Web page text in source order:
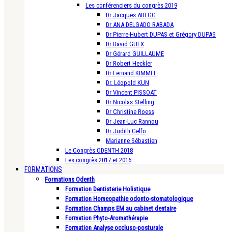
Les conférenciers du congrès 2019
Dr Jacques ABEGG
Dr ANA DELGADO RABADA
Dr Pierre-Hubert DUPAS et Grégory DUPAS
Dr David GUEX
Dr Gérard GUILLAUME
Dr Robert Heckler
Dr Fernand KIMMEL
Dr. Léopold KUN
Dr Vincent PISSOAT
Dr Nicolas Stelling
Dr Christine Roess
Dr Jean-Luc Rannou
Dr Judith Gelfo
Marianne Sébastien
Le Congrès ODENTH 2018
Les congrès 2017 et 2016
FORMATIONS
Formations Odenth
Formation Dentisterie Holistique
Formation Homeopathie odonto-stomatologique
Formation Champs EM au cabinet dentaire
Formation Phyto-Aromathérapie
Formation Analyse occluso-posturale